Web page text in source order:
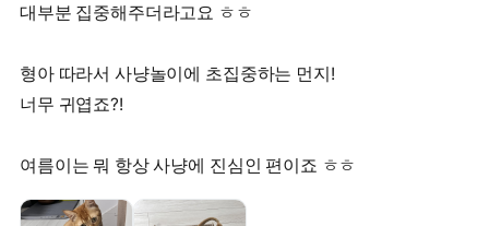
대부분 집중해주더라고요 ㅎㅎ
형아 따라서 사냥놀이에 초집중하는 먼지!
너무 귀엽죠?!
여름이는 뭐 항상 사냥에 진심인 편이죠 ㅎㅎ